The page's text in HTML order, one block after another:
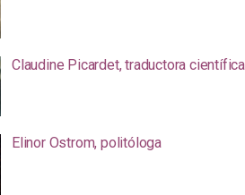
Claudine Picardet, traductora científica
Elinor Ostrom, politóloga